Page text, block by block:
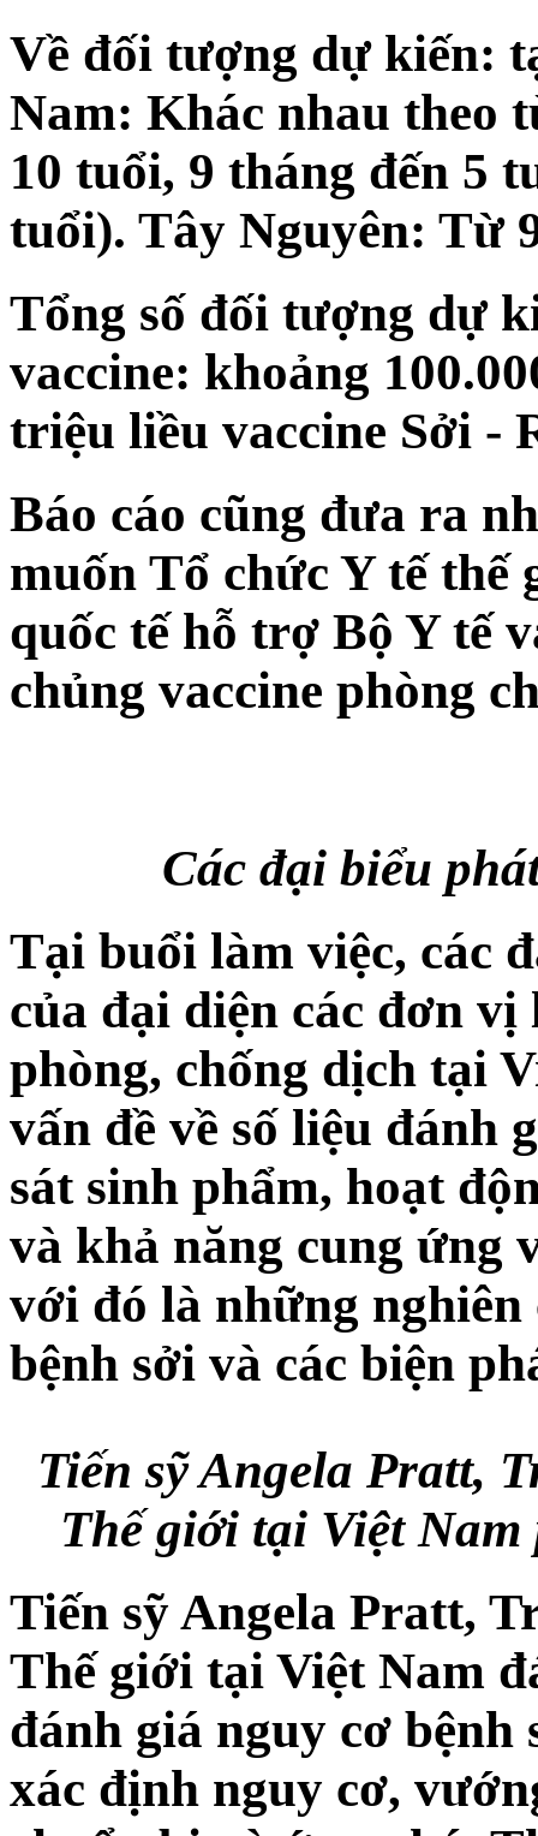
Về đối tượng dự kiến:
Nam: Khác nhau theo
10 tuổi, 9 tháng đến 5
tuổi). Tây Nguyên: Từ
Tổng số đối tượng dự
vaccine: khoảng
triệu liều vaccine Sởi -
Báo cáo cũng đưa ra
muốn Tổ chức Y tế thế
quốc tế hỗ trợ Bộ Y tế
chủng vaccine phòng
Các đại biểu
Tại buổi làm việc, các
của đại diện các đơn
phòng, chống dịch tại
vấn đề về số liệu đánh
sát sinh phẩm, hoạt
và khả năng cung ứng
với đó là những
bệnh sởi và các biện
Tiến sỹ Angela Pratt,
Thế giới tại Việt
Tiến sỹ Angela Pratt,
Thế giới tại Việt Nam
đánh giá nguy cơ bệnh
xác định nguy cơ,